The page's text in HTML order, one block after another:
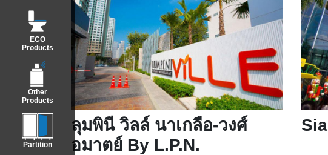
ลุมพินี วิลล์ นาเกลือ-วงศ์
อมาตย์ By L.P.N.
ECO
Products
Other
Products
Partition